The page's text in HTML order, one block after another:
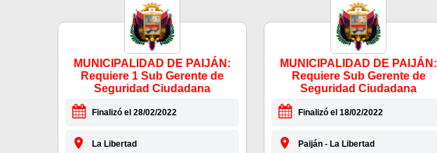
MUNICIPALIDAD DE PAIJÁN:
Requiere 1 Sub Gerente de
Seguridad Ciudadana
Finalizó el 28/02/2022
La Libertad
MUNICIPALIDAD DE PAIJÁN:
Requiere Sub Gerente de
Seguridad Ciudadana
Finalizó el 18/02/2022
Paiján - La Libertad